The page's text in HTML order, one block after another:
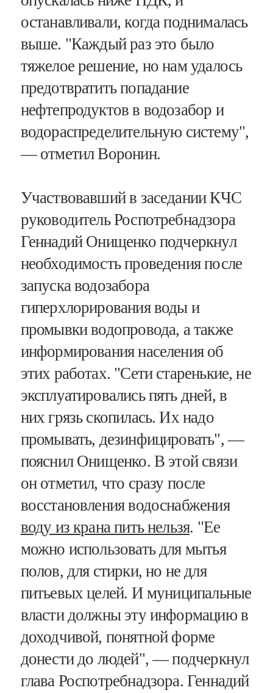
останавливали, когда поднималась
выше. "Каждый раз это было
тяжелое решение, но нам удалось
предотвратить попадание
нефтепродуктов в водозабор и
водораспределительную систему",
— отметил Воронин.
Участвовавший в заседании КЧС
руководитель Роспотребнадзора
Геннадий Онищенко подчеркнул
необходимость проведения после
запуска водозабора
гиперхлорирования воды и
промывки водопровода, а также
информирования населения об
этих работах. "Сети старенькие, не
эксплуатировались пять дней, в
них грязь скопилась. Их надо
промывать, дезинфицировать", —
пояснил Онищенко. В этой связи
он отметил, что сразу после
восстановления водоснабжения
воду из крана пить нельзя. "Ее
можно использовать для мытья
полов, для стирки, но не для
питьевых целей. И муниципальные
власти должны эту информацию в
доходчивой, понятной форме
донести до людей", — подчеркнул
глава Роспотребнадзора. Геннадий